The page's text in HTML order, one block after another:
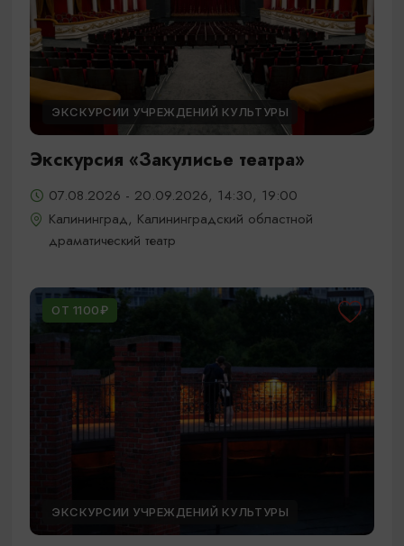
ЭКСКУРСИИ УЧРЕЖДЕНИЙ КУЛЬТУРЫ
Экскурсия «Закулисье театра»
07.08.2026 - 20.09.2026, 14:30, 19:00
Калининград, Калининградский областной
драматический театр
ОТ 1100₽
ЭКСКУРСИИ УЧРЕЖДЕНИЙ КУЛЬТУРЫ